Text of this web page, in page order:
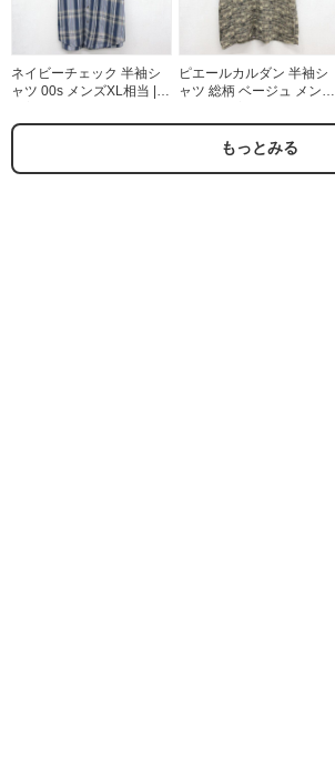
ネイビーチェック 半袖シ
ャツ 00s メンズXL相当 |
ピエールカルダン 半袖シ
ャツ 総柄 ベージュ メンズ
もっとみる